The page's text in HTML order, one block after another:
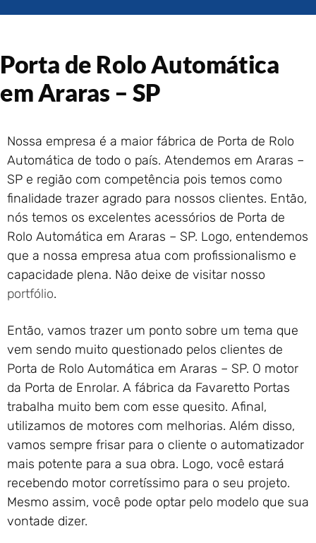
Portão de Garagem de
Enrolar em Queimados – RJ
Enrolar em Paraty – RJ
Portão de Garagem de
Enrolar em Nova Iguaçu – RJ
Portão de Garagem de
Enrolar em Nova Friburgo –
RJ
Porta de Rolo Automática
em Araras – SP
Nossa empresa é a maior fábrica de Porta de Rolo
Automática de todo o país. Atendemos em Araras –
SP e região com competência pois temos como
finalidade trazer agrado para nossos clientes. Então,
nós temos os excelentes acessórios de Porta de
Rolo Automática em Araras – SP. Logo, entendemos
que a nossa empresa atua com profissionalismo e
capacidade plena. Não deixe de visitar nosso
portfólio.
Então, vamos trazer um ponto sobre um tema que
vem sendo muito questionado pelos clientes de
Porta de Rolo Automática em Araras – SP. O motor
da Porta de Enrolar. A fábrica da Favaretto Portas
trabalha muito bem com esse quesito. Afinal,
utilizamos de motores com melhorias. Além disso,
vamos sempre frisar para o cliente o automatizador
mais potente para a sua obra. Logo, você estará
recebendo motor corretíssimo para o seu projeto.
Mesmo assim, você pode optar pelo modelo que sua
vontade dizer.